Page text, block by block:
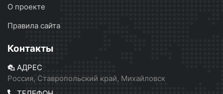
О проекте
Правила сайта
Контакты
АДРЕС
Россия, Ставропольский край, Михайловск